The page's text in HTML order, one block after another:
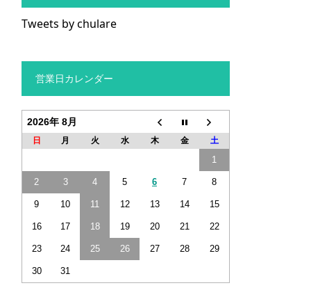
Tweets by chulare
営業日カレンダー
2026年 8月
日 月 火 水 木 金 土
1
2 3 4 5 6 7 8
9 10 11 12 13 14 15
16 17 18 19 20 21 22
23 24 25 26 27 28 29
30 31